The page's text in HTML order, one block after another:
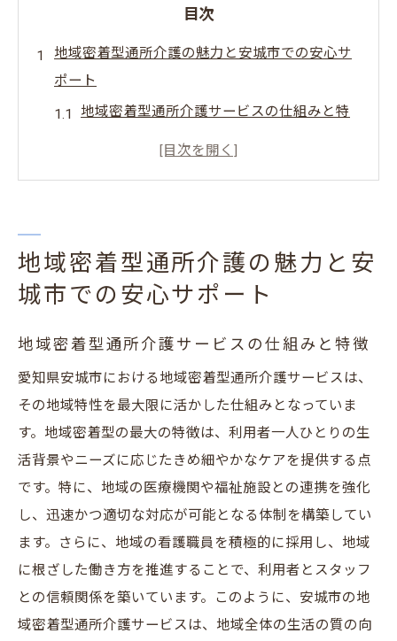
目次
地域密着型通所介護の魅力と安城市での安心サ
ポート
地域密着型通所介護サービスの仕組みと特
訣
地域密着型サービスが安城市で支持される
地域の繋がりを活かした介護サービスの効
果
安城市の地域密着型通所介護の事例紹介
安城市で地域社会に寄り添う通所介護サービス
の選び方
自分に合った通所介護サービスを見つける
方法
地域の特性を活かした介護施設の選び方
地域密着型通所介護の魅力と安
城市での安心サポート
地域密着型通所介護サービスの仕組みと特徴
愛知県安城市における地域密着型通所介護サービスは、
その地域特性を最大限に活かした仕組みとなっていま
す。地域密着型の最大の特徴は、利用者一人ひとりの生
活背景やニーズに応じたきめ細やかなケアを提供する点
です。特に、地域の医療機関や福祉施設との連携を強化
し、迅速かつ適切な対応が可能となる体制を構築してい
ます。さらに、地域の看護職員を積極的に採用し、地域
に根ざした働き方を推進することで、利用者とスタッフ
との信頼関係を築いています。このように、安城市の地
域密着型通所介護サービスは、地域全体の生活の質の向